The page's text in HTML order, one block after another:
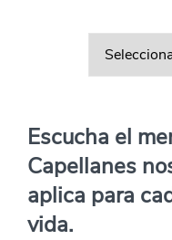
Escucha el
Capellanes
aplica para
vida.